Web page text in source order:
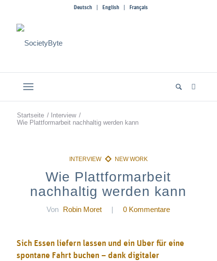
Deutsch English Français
Startseite / Interview /
Wie Plattformarbeit nachhaltig werden kann
Wie Plattformarbeit
nachhaltig werden kann
Von Robin Moret | 0 Kommentare
Sich Essen liefern lassen und ein Uber für eine
spontane Fahrt buchen – dank digitaler